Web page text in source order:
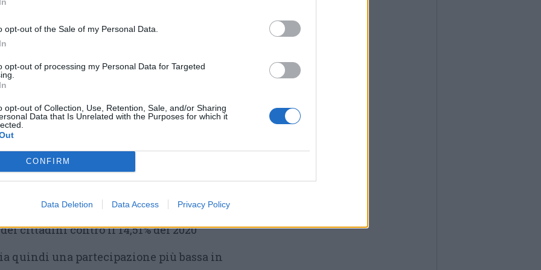
opt-out of the Sale of my Personal Data.
opt-out of processing my Personal Data for Targeted
opt-out of Collection, Use, Retention, Sale, and/or Sharing
Data that Is Unrelated with the Purposes for which it
CONFIRM
Data Deletion Data Access Privacy Policy
a Golasecca, dove l’affluenza passa dal
12,9; Gemonio 11,8; Golasecca 14,3;
Mombello 16,3; Lonate Ceppino 12,6;
21,9; Origgio 14,2; Somma Lombardo 12,1
del 13,78%
rilevata alla stessa ora nella precedente
più alta del dato metropolitano
a quello regionale e (14,80%) nazionale
all’orario della prima rilevazione
cittadini contro il 14,51% del 2020
quindi una partecipazione più bassa in